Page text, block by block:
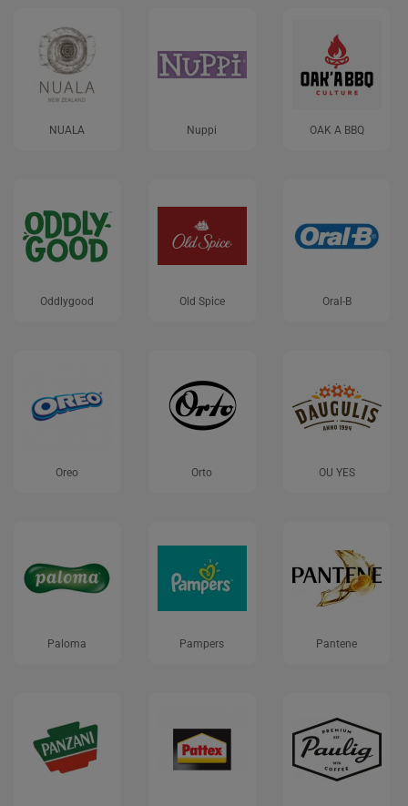
NUALA Nuppi OAK A BBQ
Oddlygood Old Spice Oral-B
Oreo Orto OU YES
Paloma Pampers Pantene